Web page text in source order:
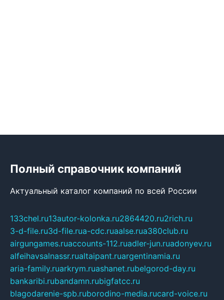
Полный справочник компаний
Актуальный каталог компаний по всей России
133chel.ru13autor-kolonka.ru2864420.ru2rich.ru
3-d-file.ru3d-file.rua-cdc.ruaalse.rua380club.ru
airgungames.ruaccounts-112.ruadler-jun.ruadonyev.ru
alfeihavsalnassr.rualtaipant.ruargentinamia.ru
aria-family.ruarkrym.ruashanet.rubelgorod-day.ru
bankaribi.rubandamn.rubigfatcc.ru
blagodarenie-spb.ruborodino-media.rucard-voice.ru